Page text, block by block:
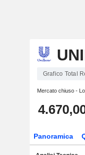
Grafico Total
Mercato chiuso -
Panoramica